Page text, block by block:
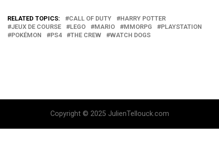
RELATED TOPICS: CALL OF DUTY
HARRY POTTER
JEUX DE COURSE
LEGO MARIO MMORPG
PLAYSTATION
POKÉMON
PS4 THE CREW WATCH DOGS
Copyright © 2025 JulienTellouck.com